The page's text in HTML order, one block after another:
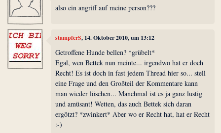
also ein angriff auf meine person???
stampferS, 14. Oktober 2010, um 13:12
Getroffene Hunde bellen? *grübelt*
Egal, wen Bettek nun meinte... irgendwo hat er doch
Recht! Es ist doch in fast jedem Thread hier so... stell
eine Frage und den Großteil der Kommentare kann
man wieder löschen... Manchmal ist es ja ganz lustig
und amüsant! Wetten, das auch Bettek sich daran
ergötzt? *zwinkert* Aber wo er Recht hat, hat er Recht
:-)